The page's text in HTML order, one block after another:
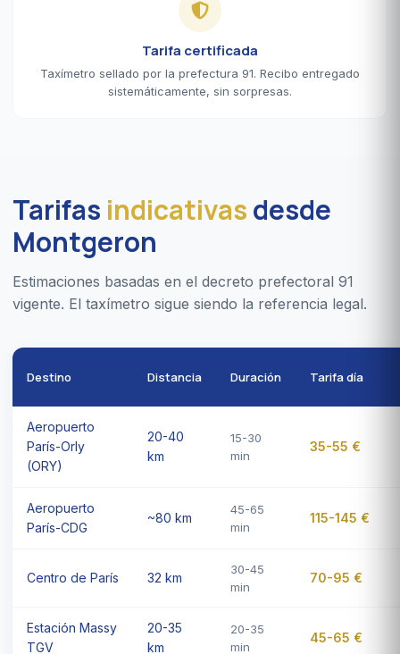
Tarifa certificada
Taxímetro sellado por la prefectura 91. Recibo entregado
sistemáticamente, sin sorpresas.
Tarifas indicativasdesde
Montgeron
Estimaciones basadas en el decreto prefectoral 91
vigente. El taxímetro sigue siendo la referencia legal.
Destino Distancia Duración Tarifa día
Aeropuerto
París-Orly
(ORY)
20-40
km
15-30
min
35-55 €
Aeropuerto
París-CDG
~80 km
45-65
min
115-145 €
Centro de París 32 km
30-45
min
70-95 €
Estación Massy
TGV
20-35
km
20-35
min
45-65 €